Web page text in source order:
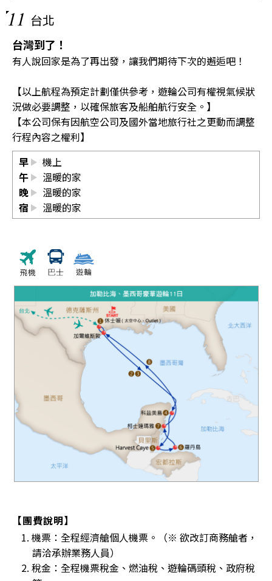
11 台北
台灣到了！
有人說回家是為了再出發，讓我們期待下次的邂逅吧！
【以上航程為預定計劃僅供參考，遊輪公司有權視氣候狀
況做必要調整，以確保旅客及船舶航行安全。】
【本公司保有因航空公司及國外當地旅行社之更動而調整
行程內容之權利】
早
機上
午
溫暖的家
晚
溫暖的家
宿
溫暖的家
【團費說明】
1. 機票：全程經濟艙個人機票。（※ 欲改訂商務艙者，
請洽承辦業務人員）
2. 稅金：全程機票稅金、燃油稅、遊輪碼頭稅、政府稅